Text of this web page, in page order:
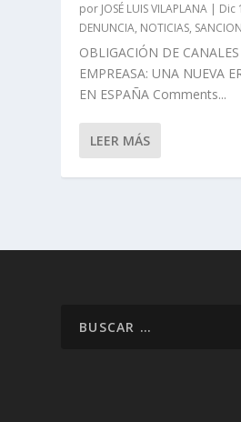
por JOSÉ LUIS VILAPLANA | Dic
DENUNCIA, NOTICIAS,
OBLIGACIÓN DE
EMPREASA: UNA NUEVA
EN ESPAÑA Comments...
LEER MÁS